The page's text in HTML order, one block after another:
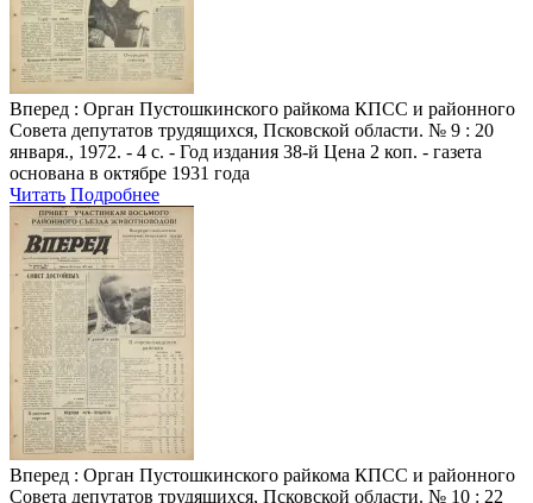
Вперед : Орган Пустошкинского райкома КПСС и районного
Совета депутатов трудящихся, Псковской области. № 9 : 20
января., 1972. - 4 с. - Год издания 38-й Цена 2 коп. - газета
основана в октябре 1931 года
Читать Подробнее
Вперед : Орган Пустошкинского райкома КПСС и районного
Совета депутатов трудящихся, Псковской области. № 10 : 22